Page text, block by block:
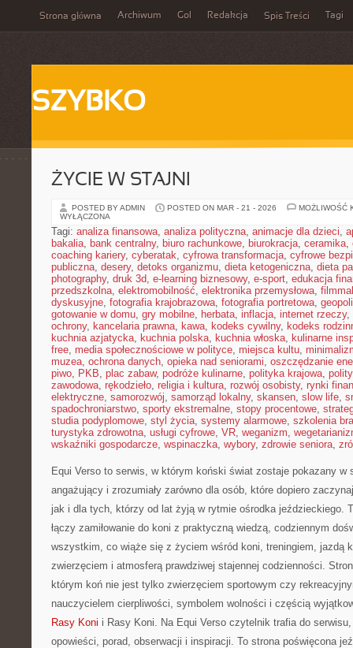
Strona główna Archiwum Gol Redakcja Spis Treści Tagi
SZYBKO
ŻYCIE W STAJNI
POSTED BY ADMIN POSTED ON MAR - 21 - 2026
MOŻLIWOŚĆ
WYŁĄCZONA
Tagi: analiza finansowa, analiza polityczna, animacje dla dzieci,
bakalia, bank centralny, biuro rachunkowe, biurokracja, ceramika,
coaching kariery, cyberatak, cyfrowa transformacja, cyfrowe
publiczna, desery, detoks organizmu, dieta ketogeniczna, dieta
photography, druk 3d, e-learning biznesowy, e-sport, edukacja
przedszkolna, elektromobilność, elektronika przemysłowa,
dyskusyjne, fotografia krajobrazowa, fotografia portretowa,
gotowanie w domu, gry mobilne, herbata, inflacja, internet rzeczy,
ochrony, kancelaria prawna, kawa, kodeks cywilny, kodeks
kuchnia azjatycka, kuchnia polska, kuchnia włoska, kulinarne
free, media społecznościowe w polityce, miejsca kultu,
muzea, ochrona danych, opieka nad seniorami, oszczędzanie
piwo, PKB, plac zabaw, podróże kulinarne, polityka krajowa,
zawodowa, rękodzieło, religia i kultura, rozwój osobisty, rynki
elektryczne, samorozwój, samorząd lokalny, skansen, slow life,
spadochroniarstwo, sporty ekstremalne, stopy procentowe,
studia podyplomowe, styl życia, systemy alarmowe, szkolenia
turystyka zdrowotna, usługi cyfrowe, VR, weganizm,
wskaźniki gospodarcze, wspinaczka, wybory, zdrowie seniora,
Equi Verso to serwis, w którym koński świat zostaje pokazany w
angażujący i zrozumiały zarówno dla osób, które dopiero
jak i dla tych, którzy od lat żyją w rytmie ośrodka jeździeckiego.
łączy zamiłowanie do koni z praktyczną wiedzą, codziennym
wszystkim, co wiąże się z życiem wśród koni, treningiem, jazdą
zwierzęciem i atmosferą prawdziwej stajennej codzienności.
którym koń nie jest tylko zwierzęciem sportowym czy
nauczycielem cierpliwości, symbolem wolności i częścią
Rasy Koni i Rasy Koni. Na Equi Verso czytelnik trafia do
opowieści, porad, obserwacji i inspiracji. To strona poświęcona